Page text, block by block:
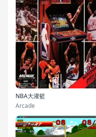
NBA大灌籃
Arcade